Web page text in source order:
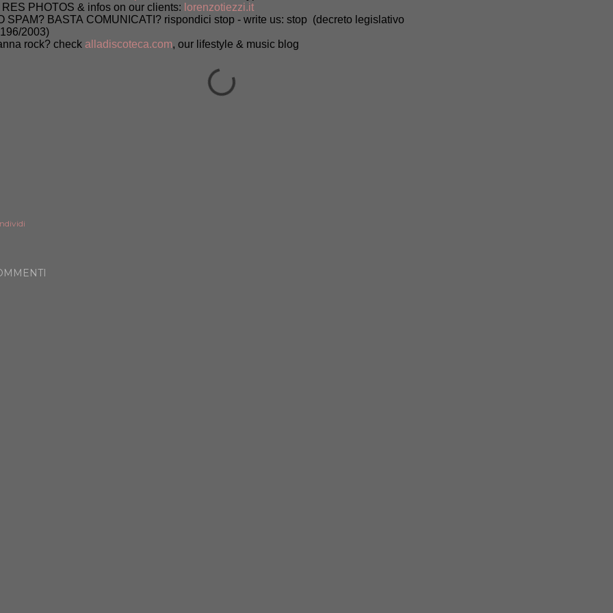
RES PHOTOS & infos on our clients: lorenzotiezzi.it
SPAM? BASTA COMUNICATI? rispondici stop - write us: stop (decreto legislativo
2003)
rock? check alladiscoteca.com, our lifestyle & music blog